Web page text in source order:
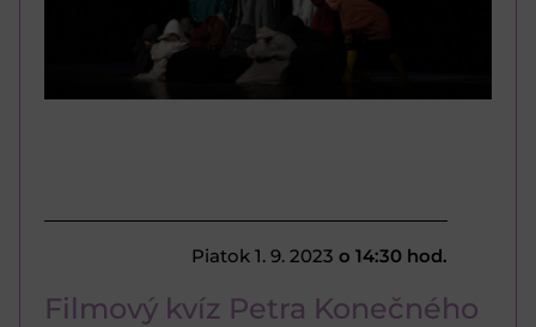
Piatok 1. 9. 2023 o 14:30 hod.
Filmový kvíz Petra Konečného